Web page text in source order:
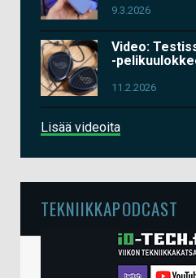
9.3.2026
Video:
-
11.2.2026
Lisää videoita
TEKNIIKKAPODCAST